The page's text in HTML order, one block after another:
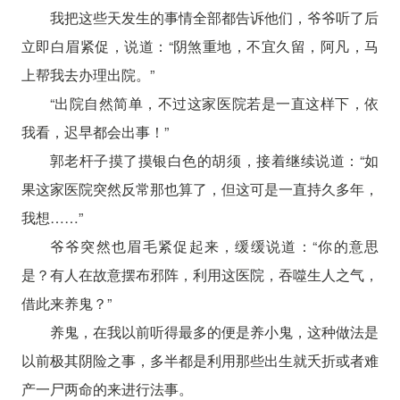
我把这些天发生的事情全部都告诉他们，爷爷听了后
立即白眉紧促，说道：“阴煞重地，不宜久留，阿凡，马
上帮我去办理出院。”
“出院自然简单，不过这家医院若是一直这样下，依
我看，迟早都会出事！”
郭老杆子摸了摸银白色的胡须，接着继续说道：“如
果这家医院突然反常那也算了，但这可是一直持久多年，
我想……”
爷爷突然也眉毛紧促起来，缓缓说道：“你的意思
是？有人在故意摆布邪阵，利用这医院，吞噬生人之气，
借此来养鬼？”
养鬼，在我以前听得最多的便是养小鬼，这种做法是
以前极其阴险之事，多半都是利用那些出生就夭折或者难
产一尸两命的来进行法事。